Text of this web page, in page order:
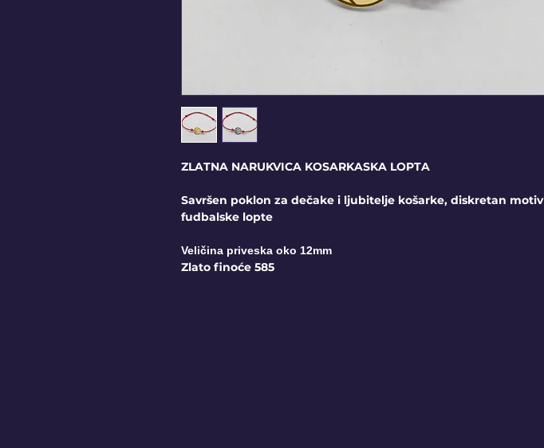
ZLATNA NARUKVICA KOSARKASKA LOPTA
Savršen poklon za dečake i ljubitelje košarke, diskretan motiv
fudbalske lopte
Veličina priveska oko 12mm
Zlato finoće 585